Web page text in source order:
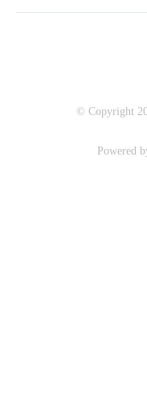
© Copyright
Powered